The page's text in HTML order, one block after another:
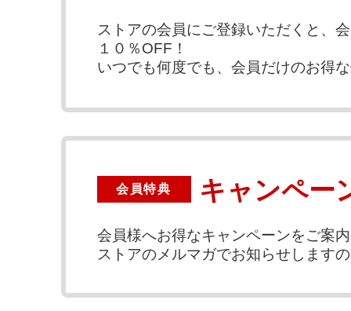
ストアの会員にご登録いただくと、
１０％OFF！
いつでも何度でも、会員だけのお得
会員特典 キャンペー
会員様へお得なキャンペーンをご案
ストアのメルマガでお知らせします